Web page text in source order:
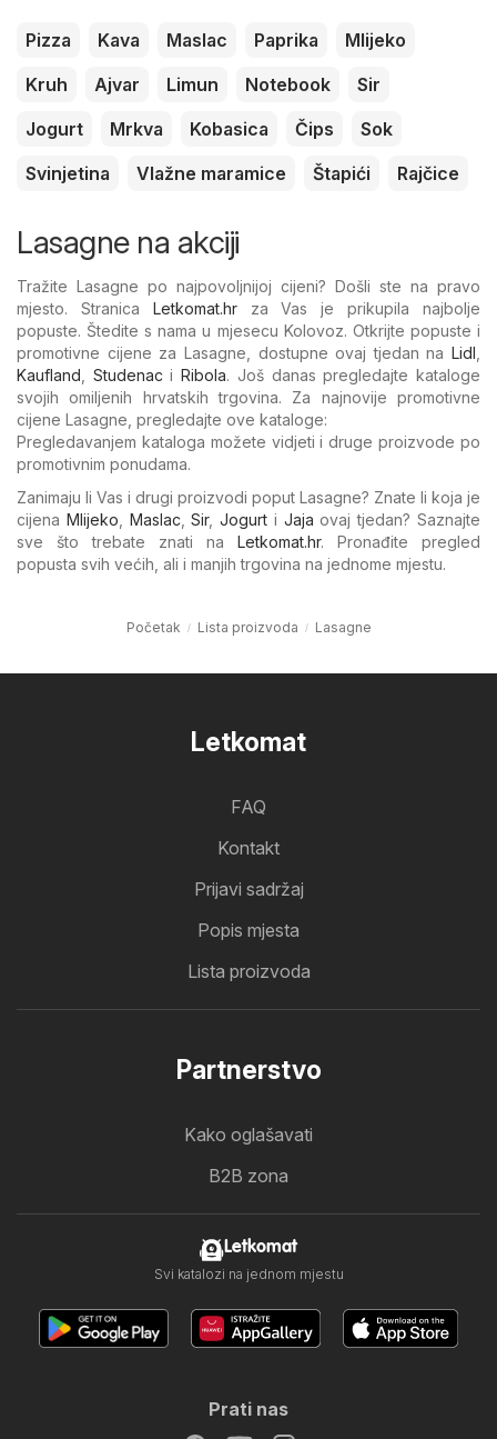
Pizza Kava Maslac Paprika
Mlijeko
Kruh
Ajvar Limun Notebook
Sir
Jogurt
Mrkva Kobasica Čips
Sok
Svinjetina
Vlažne maramice Štapići Rajčice
Lasagne na akciji
Tražite Lasagne po najpovoljnijoj cijeni? Došli ste na pravo
mjesto. Stranica Letkomat.hrza Vas je prikupila najbolje
popuste. Štedite s nama u mjesecu Kolovoz. Otkrijte popuste i
promotivne cijene za Lasagne, dostupne ovaj tjedan na Lidl
Kaufland
Studenac iRibola. Još danas pregledajte kataloge
svojih omiljenih hrvatskih trgovina. Za najnovije promotivne
cijene Lasagne, pregledajte ove kataloge:
Pregledavanjem kataloga možete vidjeti i druge proizvode po
promotivnim ponudama.
Zanimaju li Vas i drugi proizvodi poput Lasagne? Znate li koja je
cijena Mlijeko Maslac ,Sir,Jogurt i Jaja ovaj tjedan? Saznajte
sve što trebate znati na Letkomat.hr. Pronađite pregled
popusta svih većih, ali i manjih trgovina na jednome mjestu.
Početak Lista proizvoda Lasagne
Letkomat
FAQ
Kontakt
Prijavi sadržaj
Popis mjesta
Lista proizvoda
Partnerstvo
Kako oglašavati
B2B zona
Letkomat
Svi katalozi na jednom mjestu
Prati nas